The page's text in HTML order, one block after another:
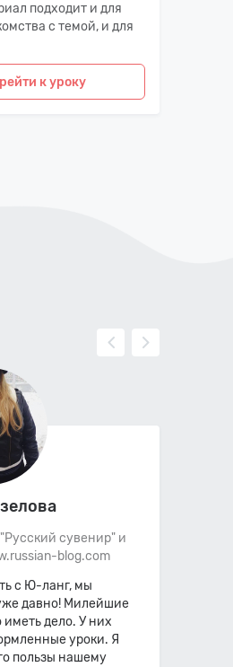
подходит и для
с темой, и для
к уроку
сувенир" и
blog.com
с Ю-ланг, мы
давно! Милейшие
дело. У них
уроки. Я
пользы нашему